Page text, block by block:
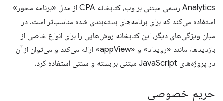
Analytics رسمی مبتنی بر وب، کتابخانه CPA از مدل «برنامه محور»
استفاده می‌کند که برای برنامه‌های بسته‌بندی شده مناسب‌تر است. در
میان ویژگی‌های دیگر، این کتابخانه روش‌هایی را برای انواع خاصی از
بازدیدها، مانند «رویداد» و «appView» ارائه می‌کند و می‌توان از آن
در پروژه‌های JavaScript مبتنی بر بسته و سنتی استفاده کرد.
حریم خصوصی